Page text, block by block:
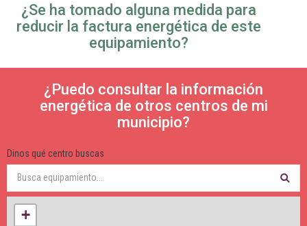
¿Se ha tomado alguna medida para
reducir la factura energética de este
equipamiento?
¿Puedo consultar la información
energética de otros centros de mi
municipio?
Dinos qué centro buscas
+